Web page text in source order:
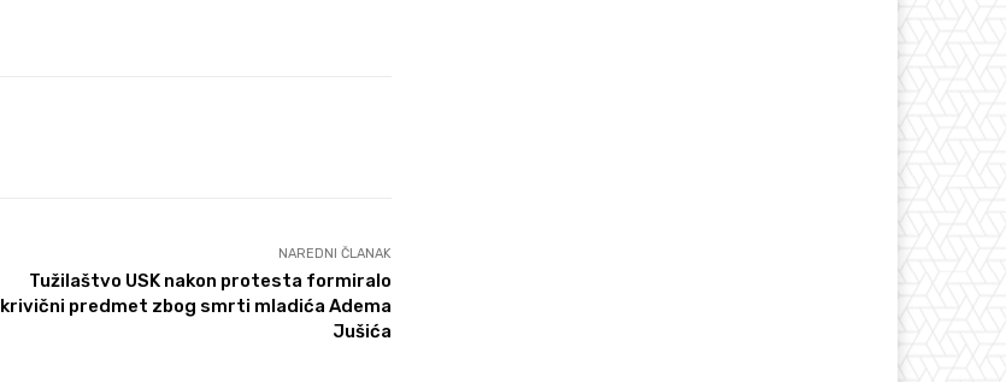
NAREDNI ČLANAK
Tužilaštvo USK nakon protesta formiralo
krivični predmet zbog smrti mladića Adema
Jušića